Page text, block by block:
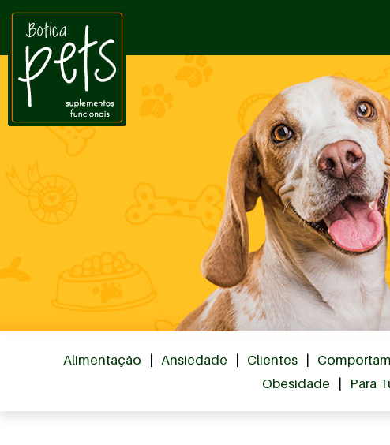
Alimentação Ansiedade Clientes
Obesidade
Para